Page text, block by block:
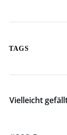
TAGS
Vielleicht